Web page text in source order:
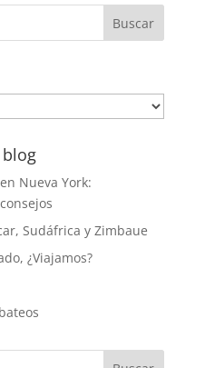
Nueva York:
Sudáfrica y Zimbaue
¿Viajamos?